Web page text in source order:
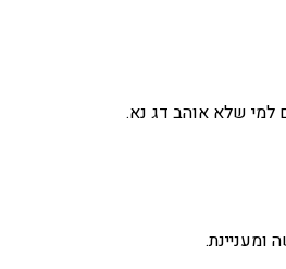
למי שלא אוהב דג נא.
ומעניינת.